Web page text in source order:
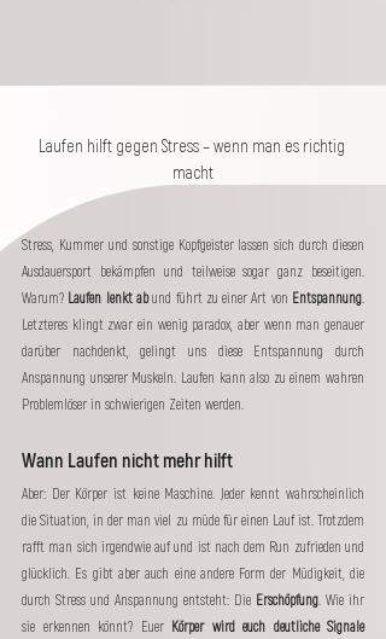
Laufen hilft gegen Stress – wenn man es richtig
macht
Stress, Kummer und sonstige Kopfgeister lassen sich durch diesen
Ausdauersport bekämpfen und teilweise sogar ganz beseitigen.
Warum? Laufen lenkt ab und führt zu einer Art von Entspannung.
Letzteres klingt zwar ein wenig paradox, aber wenn man genauer
darüber nachdenkt, gelingt uns diese Entspannung durch
Anspannung unserer Muskeln. Laufen kann also zu einem wahren
Problemlöser in schwierigen Zeiten werden.
Wann Laufen nicht mehr hilft
Aber: Der Körper ist keine Maschine. Jeder kennt wahrscheinlich
die Situation, in der man viel zu müde für einen Lauf ist. Trotzdem
rafft man sich irgendwie auf und ist nach dem Run zufrieden und
glücklich. Es gibt aber auch eine andere Form der Müdigkeit, die
durch Stress und Anspannung entsteht: Die Erschöpfung. Wie ihr
sie erkennen könnt? Euer Körper wird euch deutliche Signale